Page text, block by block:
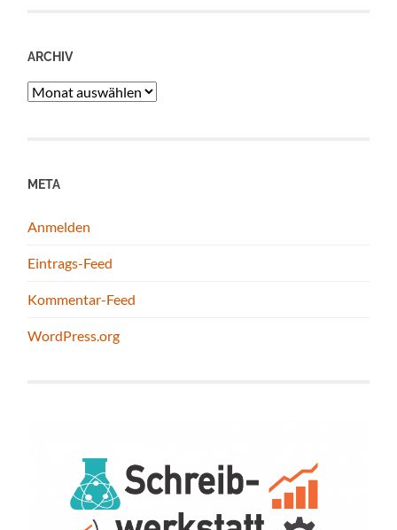
ARCHIV
Archiv
META
Anmelden
Eintrags-Feed
Kommentar-Feed
WordPress.org